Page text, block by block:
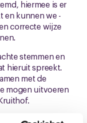
hiermee is er
en kunnen we -
correcte wijze
stemmen en
hieruit spreekt.
met de
mogen uitvoeren
zijn, zullen deze